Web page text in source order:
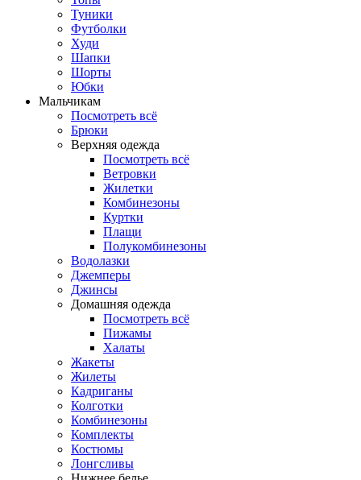
Туники
Футболки
Худи
Шапки
Шорты
Юбки
Мальчикам
Посмотреть всё
Брюки
Верхняя одежда
Посмотреть всё
Ветровки
Жилетки
Комбинезоны
Куртки
Плащи
Полукомбинезоны
Водолазки
Джемперы
Джинсы
Домашняя одежда
Посмотреть всё
Пижамы
Халаты
Жакеты
Жилеты
Кадриганы
Колготки
Комбинезоны
Комплекты
Костюмы
Лонгсливы